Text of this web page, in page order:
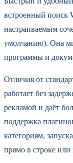
встроенный поиск
настраиваемым
умолчанию). Она
программы и
Отличия от
работает без
рекламой и даёт
поддержка
категориям,
прямо в строке или